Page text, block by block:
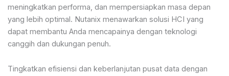
meningkatkan performa, dan mempersiapkan masa depan
yang lebih optimal. Nutanix menawarkan solusi HCI yang
dapat membantu Anda mencapainya dengan teknologi
canggih dan dukungan penuh.
Tingkatkan efisiensi dan keberlanjutan pusat data dengan